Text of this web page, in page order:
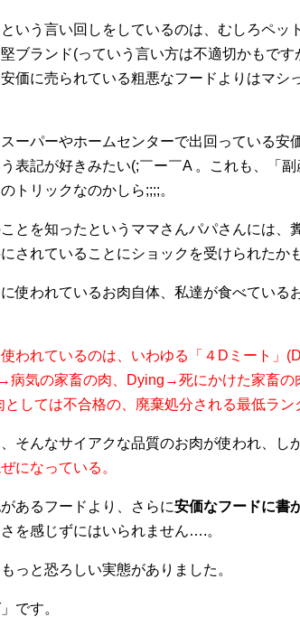
いう言い回しをしているのは、むしろペッ
ブランド(っていう言い方は不適切かもで
価に売られている粗悪なフードよりはマシ
ーパーやホームセンターで出回っている安
う表記が好きみたい(;￣ー￣A 。これも、「
トリックなのかしら;;;;。
とを知ったというママさんパパさんには、
されていることにショックを受けられたか
使われているお肉自体、私達が食べている
われているのは、いわゆる「４Dミート」
病気の家畜の肉、Dying→死にかけた家畜
しては不合格の、廃棄処分される最低ラン
そんなサイアクな品質のお肉が使われ、し
になっている。
あるフードより、さらに安価なフードに書
を感じずにはいられません….。
っと恐ろしい実態がありました。
です。